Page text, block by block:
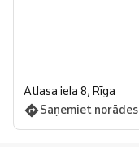
Atlasa iela 8, Rīga
Saņemiet norādes